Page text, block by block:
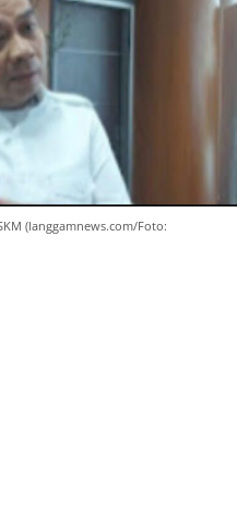
(langgamnews.com/Foto: